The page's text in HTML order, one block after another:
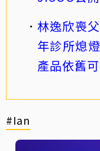
林逸欣喪
年診所熄
產品依舊
#Ian